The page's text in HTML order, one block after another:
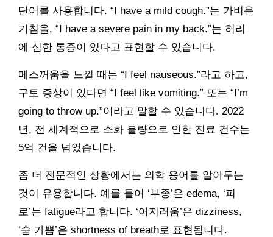
단어를 사용합니다. “I have a mild cough.”는 가벼운
기침을, “I have a severe pain in my back.”는 허리
에 심한 통증이 있다고 표현할 수 있습니다.
메스꺼움을 느낄 때는 “I feel nauseous.”라고 하고,
구토 증상이 있다면 “I feel like vomiting.” 또는 “I’m
going to throw up.”이라고 말할 수 있습니다. 2022
년, 전 세계적으로 소화 불량으로 인한 진료 건수는
5억 건을 넘었습니다.
좀 더 전문적인 상황에서는 의학 용어를 알아두는
것이 유용합니다. 예를 들어 ‘부종’은 edema, ‘피
로’는 fatigue라고 합니다. ‘어지러움’은 dizziness,
‘숨 가쁨’은 shortness of breath로 표현됩니다.